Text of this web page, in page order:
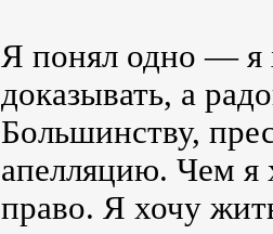
Я понял одно ― я
доказывать, а
Большинству,
апелляцию. Чем я
право. Я хочу